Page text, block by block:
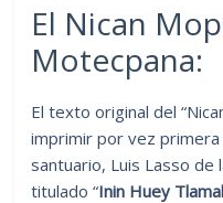
El Nican
Motecpana:
El texto original del
imprimir por vez
santuario, Luis Lasso de
titulado “Inin Huey